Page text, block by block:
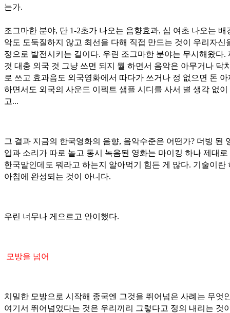
는가.
조그마한 분야, 단 1-2초가 나오는 음향효과, 십 여초 나오는 배
악도 도둑질하지 않고 최선을 다해 직접 만드는 것이 우리자신
정으로 발전시키는 길이다. 우린 조그마한 분야는 무시해왔다.
것 대충 외국 것 그냥 쓰면 되지 뭘 하면서 음악은 아무거나 닥
로 쓰고 효과음도 외국영화에서 따다가 쓰거나 정 없으면 돈 아
하면서도 외국의 사운드 이펙트 샘플 시디를 사서 별 생각 없이
고...
그 결과 지금의 한국영화의 음향, 음악수준은 어떤가? 더빙 된
입과 소리가 따로 놀고 동시 녹음된 영화는 마이킹 하나 제대로
한국말인데도 뭐라고 하는지 알아먹기 힘든 게 많다. 기술이란
아침에 완성되는 것이 아니다.
우린 너무나 게으르고 안이했다.
모방을 넘어
치밀한 모방으로 시작해 종국엔 그것을 뛰어넘은 사례는 무엇
여기서 뛰어넘었다는 것은 우리끼리 그렇다고 정의 내리는 것